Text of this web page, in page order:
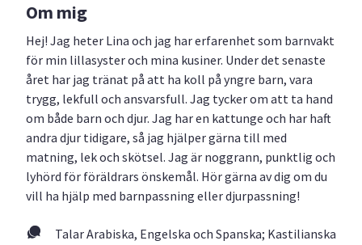
Om mig
Hej! Jag heter Lina och jag har erfarenhet som barnvakt
för min lillasyster och mina kusiner. Under det senaste
året har jag tränat på att ha koll på yngre barn, vara
trygg, lekfull och ansvarsfull. Jag tycker om att ta hand
om både barn och djur. Jag har en kattunge och har haft
andra djur tidigare, så jag hjälper gärna till med
matning, lek och skötsel. Jag är noggrann, punktlig och
lyhörd för föräldrars önskemål. Hör gärna av dig om du
vill ha hjälp med barnpassning eller djurpassning!
Talar Arabiska, Engelska och Spanska; Kastilianska